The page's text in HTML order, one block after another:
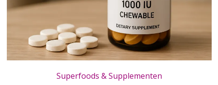
Smaakvolle vitamine D in kauwtabletten die je elke dag eenvoudig inneemt
Superfoods & Supplementen